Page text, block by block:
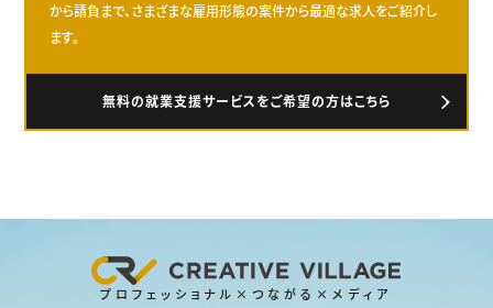
から請負まで、さまざまな雇用形態の案件から最適な求人をご紹介し
ます。
無料の就業支援サービスをご希望の方はこちら
プロフェッショナル×つながる×メディア